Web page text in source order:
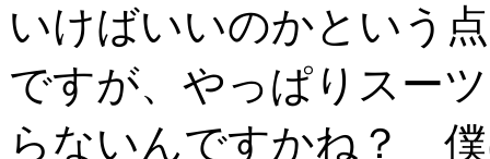
いけばいいのかという
ですが、やっぱりスー
らないんですかね？